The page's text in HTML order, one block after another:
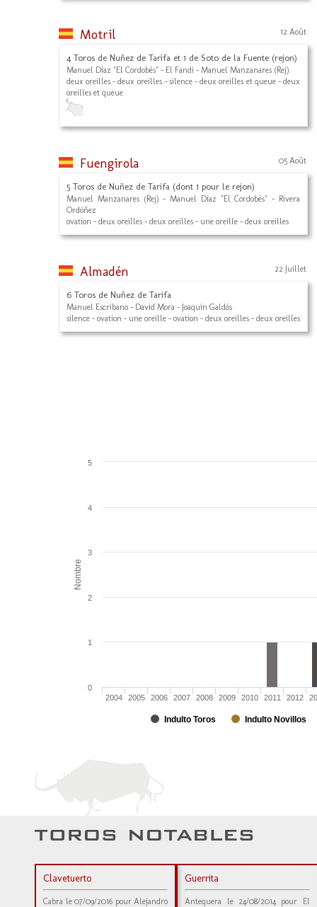
Motril 12 Août
4 Toros de Nuñez de Tarifa et 1 de Soto de la Fuente (rejon)
Manuel Díaz "El Cordobés" - El Fandi - Manuel Manzanares (Rej)
deux oreilles - deux oreilles - silence - deux oreilles et queue - deux
oreilles et queue
Fuengirola 05 Août
5 Toros de Nuñez de Tarifa (dont 1 pour le rejon)
Manuel Manzanares (Rej) - Manuel Díaz "El Cordobés" - Rivera
Ordóñez
ovation - deux oreilles - deux oreilles - une oreille - deux oreilles
Almadén 22 Juillet
6 Toros de Nuñez de Tarifa
Manuel Escribano - David Mora - Joaquín Galdós
silence - ovation - une oreille - ovation - deux oreilles - deux oreilles
Nombre
Indulto Toros Indulto Novillos
2004 2005 2006 2007 2008 2009 2010 2011 2012
0
1
2
3
4
5
Clavetuerto
Cabra le 07/09/2016 pour Alejandro
Guerrita
Antequera le 24/08/2014 pour El